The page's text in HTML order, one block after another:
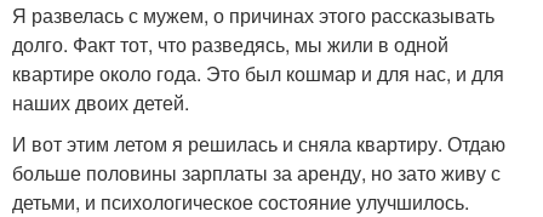
Я развелась с мужем, о причинах этого рассказывать
долго. Факт тот, что разведясь, мы жили в одной
квартире около года. Это был кошмар и для нас, и для
наших двоих детей.
И вот этим летом я решилась и сняла квартиру. Отдаю
больше половины зарплаты за аренду, но зато живу с
детьми, и психологическое состояние улучшилось.